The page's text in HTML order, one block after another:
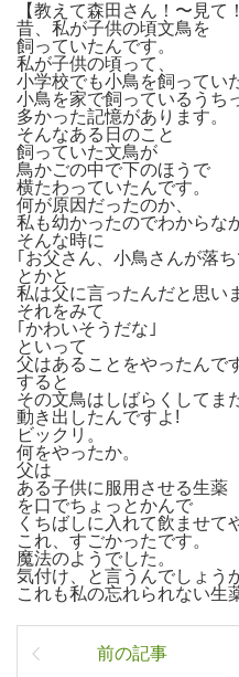
【教えて森田さん！〜見て
昔、私が子供の頃文鳥を
飼っていたんです。
私が子供の頃って、
小学校でも小鳥を飼ってい
小鳥を家で飼っているうち
多かった記憶があります。
そんなある日のこと
飼っていた文鳥が
鳥かごの中で下のほうで
横たわっていたんです。
何が原因だったのか、
私も幼かったのでわからな
そんな時に
｢お父さん、小鳥さんが落ち
とかと
私は父に言ったんだと思い
それをみて
｢かわいそうだな｣
といって
父はあることをやったんで
すると
その文鳥はしばらくしてま
動き出したんですよ!
ビックリ。
何をやったか。
父は
ある子供に服用させる生薬
を口でちょっとかんで
くちばしに入れて飲ませて
これ、すごかったです。
魔法のようでした。
気付け、と言うんでしょう
これも私の忘れられない生
前の記事